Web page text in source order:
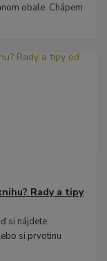
obale. Chápem
Rady a tipy
si nájdete
si prvotinu